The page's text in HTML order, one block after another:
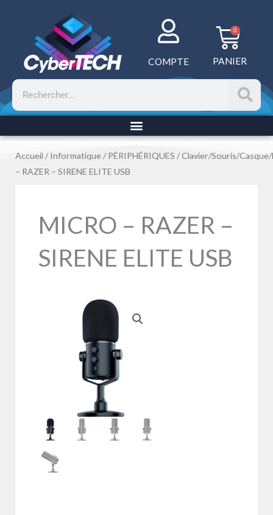
COMPTE
0
PANIER
Rechercher
Accueil /Informatique / PÉRIPHÉRIQUES /Clavier/Souris/
– RAZER – SIRENE ELITE USB
MICRO – RAZER –
SIRENE ELITE USB